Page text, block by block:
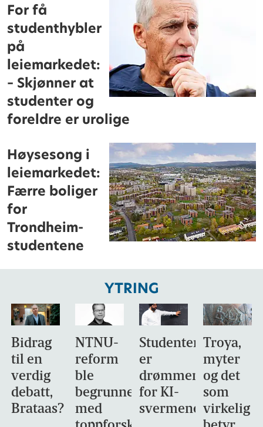
For få
studenthybler
på
leiemarkedet:
– Skjønner at
studenter og
foreldre er urolige
Høysesong i
leiemarkedet:
Færre boliger
for
Trondheim-
studentene
YTRING
Bidrag
til en
verdig
debatt,
Brataas?
NTNU-
reform
ble
begrunnet
med
Studentene
er
drømmemålet
for KI-
svermene
Troya,
myter
og det
som
virkelig